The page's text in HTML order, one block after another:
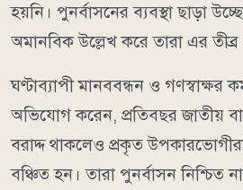
হয়নি। পুনর্বাসনের ব্যবস্থা ছাড়া
অমানবিক উল্লেখ করে তারা এর তীব্র
ঘণ্টাব্যাপী মানববন্ধন ও গণস্বাক্ষর
অভিযোগ করেন, প্রতিবছর জাতীয়
বরাদ্দ থাকলেও প্রকৃত
বঞ্চিত হন। তারা পুনর্বাসন নিশ্চিত